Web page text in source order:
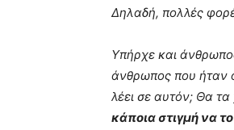
Δηλαδή, πολλές
Υπήρχε και
άνθρωπος που ήταν ο
λέει σε αυτόν; Θα τα
κάποια στιγμή να